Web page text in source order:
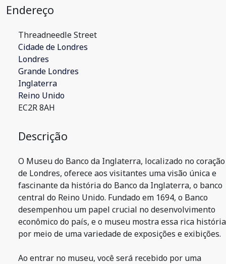
Endereço
Threadneedle Street
Cidade de Londres
Londres
Grande Londres
Inglaterra
Reino Unido
EC2R 8AH
Descrição
O Museu do Banco da Inglaterra, localizado no coração
de Londres, oferece aos visitantes uma visão única e
fascinante da história do Banco da Inglaterra, o banco
central do Reino Unido. Fundado em 1694, o Banco
desempenhou um papel crucial no desenvolvimento
econômico do país, e o museu mostra essa rica história
por meio de uma variedade de exposições e exibições.
Ao entrar no museu, você será recebido por uma